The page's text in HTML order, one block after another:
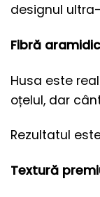
designul
Fibră
Husa este
oțelul, dar
Rezultatul
Textură